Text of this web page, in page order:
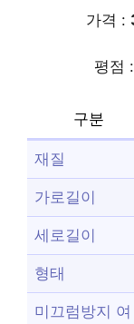
가격 :
평점
구분
재질
가로길이
세로길이
형태
미끄럼방지 여